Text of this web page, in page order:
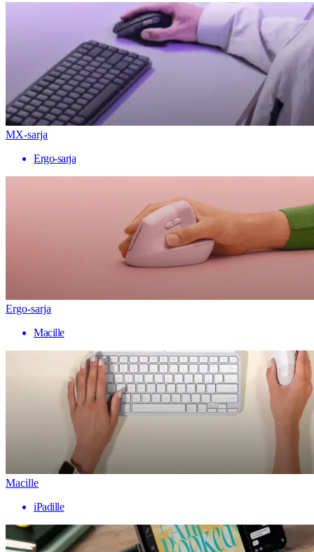
MX-sarja
Ergo-sarja
Ergo-sarja
Macille
Macille
iPadille